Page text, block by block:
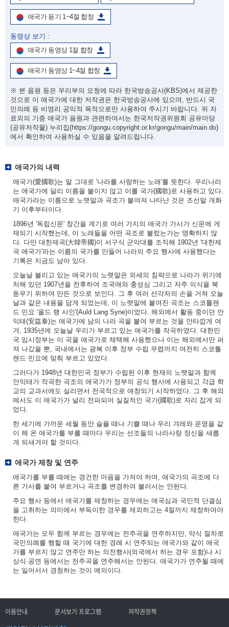
애국가 듣기 1~4절 합창
동영상 보기 :
애국가 동영상 1절 합창
애국가 동영상 1~4절 합창
※ 본 음원 등은 우리부의 요청에 따라 한국방송공사(KBS)에서 제공한
것으로 이 애국가에 대한 저작권은 한국방송공사에 있으며, 반드시 국
민의례 등 비영리 공익적 목적으로만 사용하여 주시기 바랍니다. 위 자
료외의 기증 애국가 음원과 관련하여서는 한국저작권위원회 공유마당
(공유저작물) 누리집(https://gongu.copyright.or.kr/gongu/main/main.do)
에서 확인하여 사용하실 수 있음을 알려드립니다.
애국가의 내력
애국가(愛國歌)는 말 그대로 '나라를 사랑하는 노래'를 뜻한다. 우리나라
는 애국가에 달리 이름을 붙이지 않고 이를 국가(國歌)로 사용하고 있다.
애국가라는 이름으로 노랫말과 곡조가 붙여져 나타난 것은 조선말 개화
기 이후부터이다.
1896년 '독립신문' 창간을 계기로 여러 가지의 애국가 가사가 신문에 게
재되기 시작했는데, 이 노래들을 어떤 곡조로 불렀는가는 명확하지 않
다. 다만 대한제국(大韓帝國)이 서구식 군악대를 조직해 1902년 '대한제
국 애국가'라는 이름의 국가를 만들어 나라의 주요 행사에 사용했다는
기록은 지금도 남아 있다.
오늘날 불리고 있는 애국가의 노랫말은 외세의 침략으로 나라가 위기에
처해 있던 1907년을 전후하여 조국애와 충성심 그리고 자주 의식을 북
돋우기 위하여 만든 것으로 보인다. 그 후 여러 선각자의 손을 거쳐 오늘
날과 같은 내용을 담게 되었는데, 이 노랫말에 붙여진 곡조는 스코틀랜
드 민요 '올드 랭 사인'(Auld Lang Syne)이었다. 해외에서 활동 중이던 안
익태(安益泰)는 애국가에 남의 나라 곡을 붙여 부르는 것을 안타깝게 여
겨, 1935년에 오늘날 우리가 부르고 있는 애국가를 작곡하였다. 대한민
국 임시정부는 이 곡을 애국가로 채택해 사용했으나 이는 해외에서만 퍼
져 나갔을 뿐, 국내에서는 광복 이후 정부 수립 무렵까지 여전히 스코틀
랜드 민요에 맞춰 부르고 있었다.
그러다가 1948년 대한민국 정부가 수립된 이후 현재의 노랫말과 함께
안익태가 작곡한 곡조의 애국가가 정부의 공식 행사에 사용되고 각급 학
교의 교과서에도 실리면서 전국적으로 애창되기 시작하였다. 그 후 해외
에서도 이 애국가가 널리 전파되어 실질적인 국가(國歌)로 자리 잡게 되
었다.
한 세기에 가까운 세월 동안 슬플 때나 기쁠 때나 우리 겨레와 운명을 같
이 해 온 애국가를 부를 때마다 우리는 선조들의 나라사랑 정신을 새롭
게 되새겨야 할 것이다.
애국가 제창 및 연주
애국가를 부를 때에는 경건한 마음을 가져야 하며, 애국가의 곡조에 다
른 가사를 붙여 부르거나 곡조를 변경하여 불러서는 안된다.
주요 행사 등에서 애국가를 제창하는 경우에는 애국심과 국민적 단결심
을 고취하는 의미에서 부득이한 경우를 제외하고는 4절까지 제창하여야
한다.
애국가는 모두 함께 부르는 경우에는 전주곡을 연주하지만, 약식 절차로
국민의례를 행할 때 국기에 대한 경례 시 연주되는 애국가와 같이 애국
가를 부르지 않고 연주만 하는 의전행사(외국에서 하는 경우 포함)나 시
상식·공연 등에서는 전주곡을 연주해서는 안된다. 애국가가 연주될 때에
는 일어서서 경청하는 것이 예의이다.
이용안내 문서보기 프로그램 저작권정책